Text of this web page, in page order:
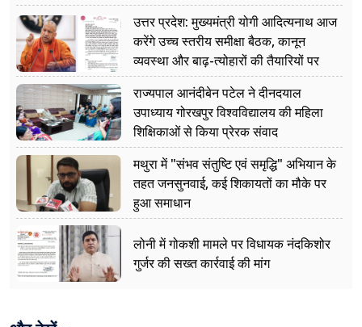
उत्तर प्रदेश: मुख्यमंत्री योगी आदित्यनाथ आज
करेंगे उच्च स्तरीय समीक्षा बैठक, कानून
व्यवस्था और बाढ़-त्योहारों की तैयारियों पर
नजर
राज्यपाल आनंदीबेन पटेल ने दीनदयाल
उपाध्याय गोरखपुर विश्वविद्यालय की महिला
शिक्षिकाओं से किया प्रेरक संवाद
मथुरा में "संभव संतुष्टि एवं समृद्धि" अभियान के
तहत जनसुनवाई, कई शिकायतों का मौके पर
हुआ समाधान
लोनी में गोकशी मामले पर विधायक नंदकिशोर
गुर्जर की सख्त कार्रवाई की मांग